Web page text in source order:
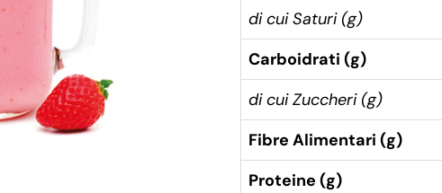
di cui Saturi (g)
Carboidrati (g)
di cui Zuccheri (g)
Fibre Alimentari (g)
Proteine (g)